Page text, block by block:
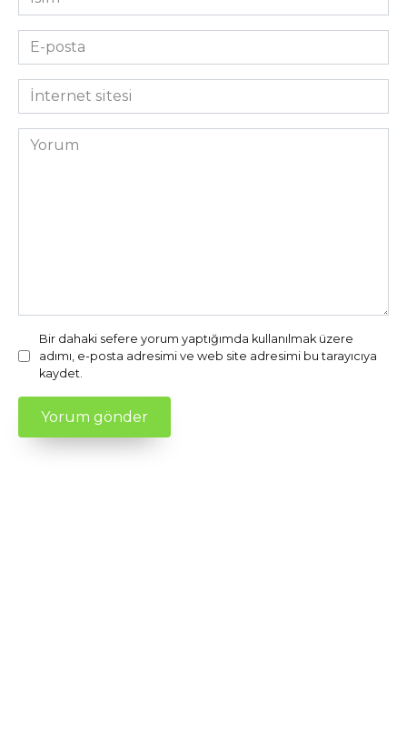
*
E-
posta
*İnternet
sitesi
Yorum
Bir dahaki sefere yorum yaptığımda kullanılmak üzere
adımı, e-posta adresimi ve web site adresimi bu tarayıcıya
kaydet.